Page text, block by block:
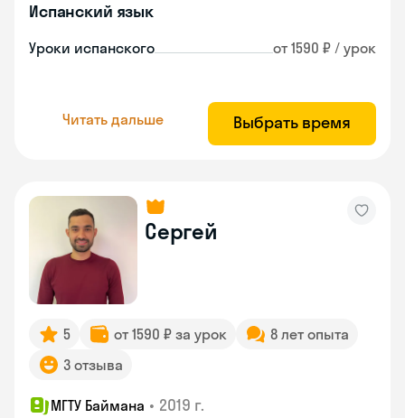
Испанский язык
Уроки испанского от 1590 ₽ / урок
Читать дальше Выбрать время
Сергей
5 от 1590 ₽ за урок
8 лет опыта
3 отзыва
МГТУ Баймана • 2019 г.